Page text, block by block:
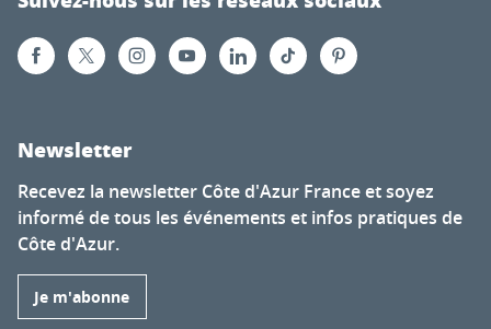
Newsletter
Recevez la newsletter Côte d'Azur France et soyez
informé de tous les événements et infos pratiques de
Côte d'Azur.
Je m'abonne